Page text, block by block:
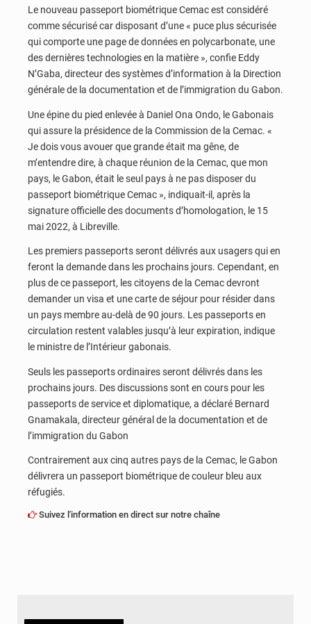
Le nouveau passeport biométrique Cemac est considéré
comme sécurisé car disposant d’une « puce plus sécurisée
qui comporte une page de données en polycarbonate, une
des dernières technologies en la matière », confie Eddy
N’Gaba, directeur des systèmes d’information à la Direction
générale de la documentation et de l’immigration du Gabon.
Une épine du pied enlevée à Daniel Ona Ondo, le Gabonais
qui assure la présidence de la Commission de la Cemac. «
Je dois vous avouer que grande était ma gêne, de
m’entendre dire, à chaque réunion de la Cemac, que mon
pays, le Gabon, était le seul pays à ne pas disposer du
passeport biométrique Cemac », indiquait-il, après la
signature officielle des documents d’homologation, le 15
mai 2022, à Libreville.
Les premiers passeports seront délivrés aux usagers qui en
feront la demande dans les prochains jours. Cependant, en
plus de ce passeport, les citoyens de la Cemac devront
demander un visa et une carte de séjour pour résider dans
un pays membre au-delà de 90 jours. Les passeports en
circulation restent valables jusqu’à leur expiration, indique
le ministre de l’Intérieur gabonais.
Seuls les passeports ordinaires seront délivrés dans les
prochains jours. Des discussions sont en cours pour les
passeports de service et diplomatique, a déclaré Bernard
Gnamakala, directeur général de la documentation et de
l’immigration du Gabon
Contrairement aux cinq autres pays de la Cemac, le Gabon
délivrera un passeport biométrique de couleur bleu aux
réfugiés.
Suivez l'information en direct sur notre chaîne